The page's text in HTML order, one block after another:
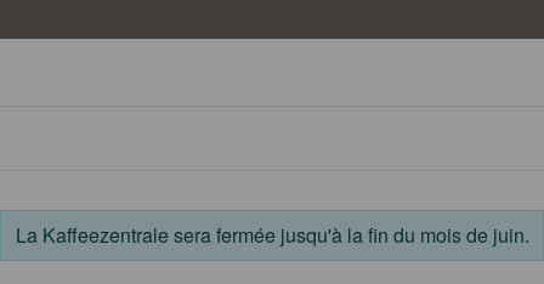
La Kaffeezentrale sera fermée jusqu'à la fin du mois de juin.